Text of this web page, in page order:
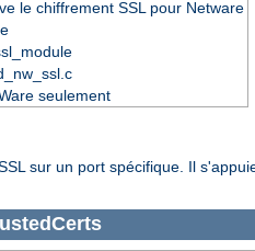
le chiffrement SSL pour Netware
seulement
sur un port spécifique. Il